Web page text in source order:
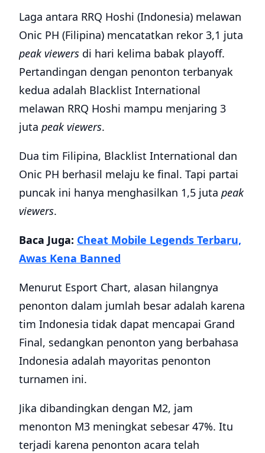
Laga antara RRQ Hoshi (Indonesia) melawan
Onic PH (Filipina) mencatatkan rekor 3,1 juta
peak viewers di hari kelima babak playoff.
Pertandingan dengan penonton terbanyak
kedua adalah Blacklist International
melawan RRQ Hoshi mampu menjaring 3
juta peak viewers.
Dua tim Filipina, Blacklist International dan
Onic PH berhasil melaju ke final. Tapi partai
puncak ini hanya menghasilkan 1,5 juta peak
viewers.
Baca Juga: Cheat Mobile Legends Terbaru,
Awas Kena Banned
Menurut Esport Chart, alasan hilangnya
penonton dalam jumlah besar adalah karena
tim Indonesia tidak dapat mencapai Grand
Final, sedangkan penonton yang berbahasa
Indonesia adalah mayoritas penonton
turnamen ini.
Jika dibandingkan dengan M2, jam
menonton M3 meningkat sebesar 47%. Itu
terjadi karena penonton acara telah